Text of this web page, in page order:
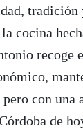
cocina
recoge
con una
de